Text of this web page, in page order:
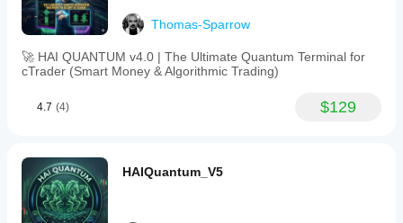
Thomas-Sparrow
🚀 HAI QUANTUM v4.0 | The Ultimate Quantum Terminal for
cTrader (Smart Money & Algorithmic Trading)
4.7 (4) $129
HAIQuantum_V5